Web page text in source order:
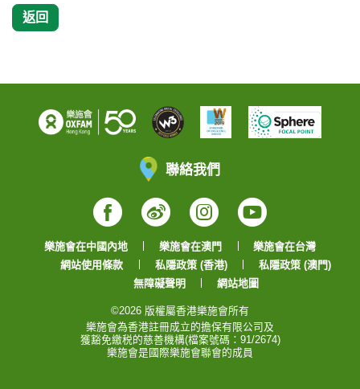
返回
聯絡我們
Facebook
WeiboInstagram
YouTube
樂施會在中國內地 樂施會在澳門
樂施會在台灣
網站使用條款
私隱政策 (香港)
私隱政策 (澳門)
無障礙聲明
網站地圖
©2026 版權屬香港樂施會所有
樂施會為香港註冊成立的擔保有限公司及
獲豁免繳税的慈善機構(檔案號碼：91/2674)
樂施會是國際樂施會聯會的成員